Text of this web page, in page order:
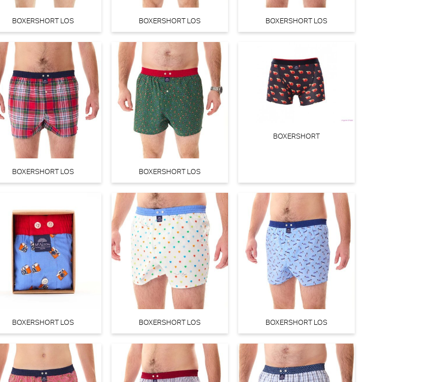
PrimaDonna Devdaha Beugel BH (Tropicana)
PrimaDonna
€110,0077,00
PrimaDonna Montara Beugel BH (Regatta)
€ 79,90
PrimaDonna San angel String - Luxestring (Waterblue)
PrimaDonna
€ 55,90
Marie Jo Tom Tailleslip (Cosmetic)
Marie Jo
€ 40,90
BOXERSHORT LOS BOXERSHORT LOS BOXERSHORT LOS
BOXERSHORT LOS BOXERSHORT LOS
BOXERSHORT
BOXERSHORT LOS BOXERSHORT LOS BOXERSHORT LOS